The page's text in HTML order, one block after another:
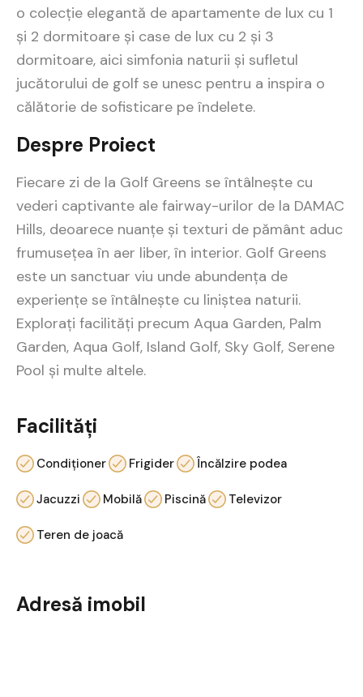
o colecție elegantă de apartamente de lux cu 1
și 2 dormitoare și case de lux cu 2 și 3
dormitoare, aici simfonia naturii și sufletul
jucătorului de golf se unesc pentru a inspira o
călătorie de sofisticare pe îndelete.
Despre Proiect
Fiecare zi de la Golf Greens se întâlnește cu
vederi captivante ale fairway-urilor de la DAMAC
Hills, deoarece nuanțe și texturi de pământ aduc
frumusețea în aer liber, în interior. Golf Greens
este un sanctuar viu unde abundența de
experiențe se întâlnește cu liniștea naturii.
Explorați facilități precum Aqua Garden, Palm
Garden, Aqua Golf, Island Golf, Sky Golf, Serene
Pool și multe altele.
Facilități
Condiționer Frigider Încălzire podea
Jacuzzi Mobilă Piscină Televizor
Teren de joacă
Adresă imobil